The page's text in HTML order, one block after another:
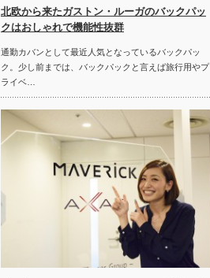
北欧から来たガストン・ルーガのバックパッ
クはおしゃれで機能性抜群
通勤カバンとして最近人気となっているバックパッ
ク。少し前までは、バックパックと言えば旅行用やプ
ライベ…